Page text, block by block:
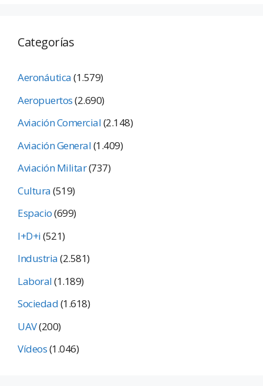
Categorías
Aeronáutica(1.579)
Aeropuertos(2.690)
Aviación Comercial(2.148)
Aviación General(1.409)
Aviación Militar(737)
Cultura(519)
Espacio(699)
I+D+i(521)
Industria(2.581)
Laboral(1.189)
Sociedad(1.618)
UAV(200)
Vídeos(1.046)